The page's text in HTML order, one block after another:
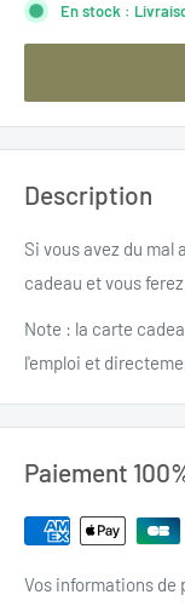
En stock :
Description
Si vous avez du mal
cadeau et vous
Note : la carte
l'emploi et
Paiement
Vos informations de